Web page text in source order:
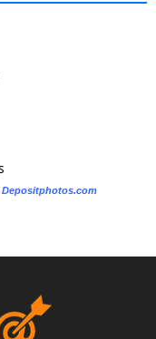
Depositphotos.com